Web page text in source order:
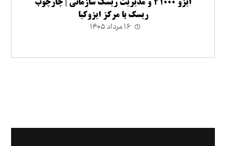
ایزو ۳۱۰۰۰ و مدیریت ریسک سازمانی | چارچوب
ریسک با مرکز ایزوکیا
۱۶ مرداد ۱۴۰۵